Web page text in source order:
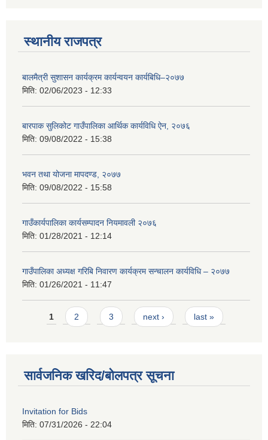
स्थानीय राजपत्र
बालमैत्री सुशासन कार्यक्रम कार्यन्वयन कार्यबिधि–२०७७
मिति: 02/06/2023 - 12:33
बारपाक सुलिकोट गाउँपालिका आर्थिक कार्यविधि ऐन, २०७६
मिति: 09/08/2022 - 15:38
भवन तथा योजना मापदण्ड, २०७७
मिति: 09/08/2022 - 15:58
गाउँकार्यपालिका कार्यसम्पादन नियमावली २०७६
मिति: 01/28/2021 - 12:14
गाउँपालिका अध्यक्ष गरिबि निवारण कार्यक्रम सन्चालन कार्यविधि – २०७७
मिति: 01/26/2021 - 11:47
Pages
1 2 3 next › last »
सार्वजनिक खरिद/बोलपत्र सूचना
Invitation for Bids
मिति: 07/31/2026 - 22:04